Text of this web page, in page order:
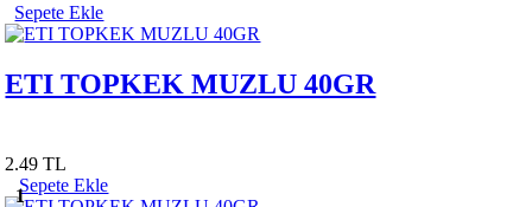
Sepete Ekle
ETI TOPKEK MUZLU 40GR
2.49 TL
1
Sepete Ekle